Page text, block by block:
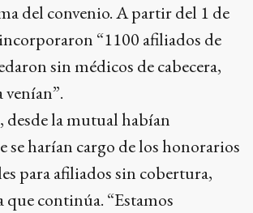
del convenio. A partir del 1 de
“1100 afiliados de
sin médicos de cabecera,
venían”.
desde la mutual habían
se harían cargo de los honorarios
para afiliados sin cobertura,
continúa. “Estamos